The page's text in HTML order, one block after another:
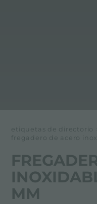
etiquetas de directorio
fregadero de acero
MM